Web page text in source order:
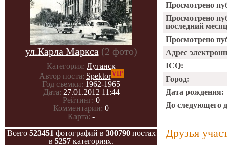
ул.Карла Маркса (2 фото)
Категория: Луганск
Автор поста: SpektorVIP
Год съемки: 1962-1965
Дата: 27.01.2012 11:44
Рейтинг: 0
Комментарии: 0
Карта: -
Всего 523451 фотографий в 300790постах
в 5257 категориях.
Просмотрено
Просмотрено
последний
Просмотрено
Адрес
ICQ:
Город:
Дата рождения:
До следующего
Друзья